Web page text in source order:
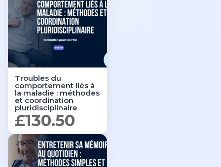
Troubles du
comportement liés à
la maladie : méthodes
et coordination
pluridisciplinaire
£130.50